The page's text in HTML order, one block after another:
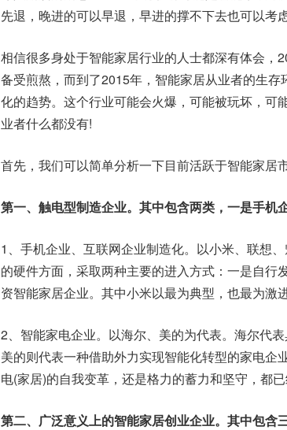
先退，晚进的可以早退，早进的撑不下去也可以考虑
相信很多身处于智能家居行业的人士都深有体会，
备受煎熬，而到了2015年，智能家居从业者的生
化的趋势。这个行业可能会火爆，可能被玩坏，可
业者什么都没有!
首先，我们可以简单分析一下目前活跃于智能家居
第一、触电型制造企业。其中包含两类，一是手机
1、手机企业、互联网企业制造化。以小米、联想
的硬件方面，采取两种主要的进入方式：一是自行
资智能家居企业。其中小米以最为典型，也最为激进
2、智能家电企业。以海尔、美的为代表。海尔代
美的则代表一种借助外力实现智能化转型的家电企
电(家居)的自我变革，还是格力的蓄力和坚守，都
第二、广泛意义上的智能家居创业企业。其中包含